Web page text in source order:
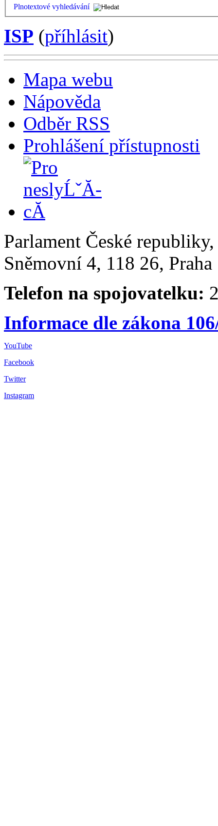
Plnotextové vyhledávání
ISP (příhlásit)
Mapa webu
Nápověda
Odběr RSS
Prohlášení přístupnosti
Parlament České
Sněmovní 4, 118 26,
Telefon na spojovatelku:
Informace dle zákona
YouTube
Facebook
Twitter
Instagram